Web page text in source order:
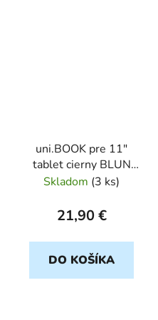
uni.BOOK pre 11"
tablet cierny BLUN
blister
Skladom (3 ks)
21,90 €
DO KOŠÍKA